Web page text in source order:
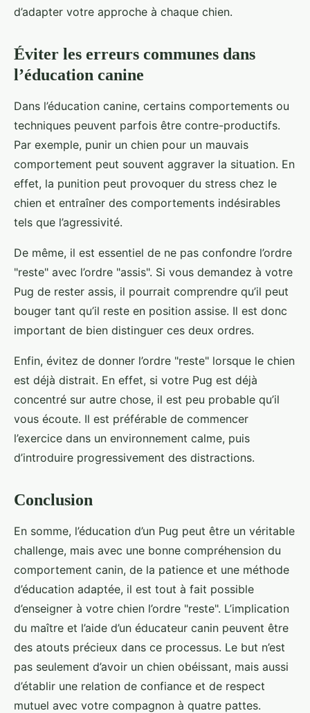
d’adapter votre approche à chaque chien.
Éviter les erreurs communes dans
l’éducation canine
Dans l’éducation canine, certains comportements ou
techniques peuvent parfois être contre-productifs.
Par exemple, punir un chien pour un mauvais
comportement peut souvent aggraver la situation. En
effet, la punition peut provoquer du stress chez le
chien et entraîner des comportements indésirables
tels que l’agressivité.
De même, il est essentiel de ne pas confondre l’ordre
"reste" avec l’ordre "assis". Si vous demandez à votre
Pug de rester assis, il pourrait comprendre qu’il peut
bouger tant qu’il reste en position assise. Il est donc
important de bien distinguer ces deux ordres.
Enfin, évitez de donner l’ordre "reste" lorsque le chien
est déjà distrait. En effet, si votre Pug est déjà
concentré sur autre chose, il est peu probable qu’il
vous écoute. Il est préférable de commencer
l’exercice dans un environnement calme, puis
d’introduire progressivement des distractions.
Conclusion
En somme, l’éducation d’un Pug peut être un véritable
challenge, mais avec une bonne compréhension du
comportement canin, de la patience et une méthode
d’éducation adaptée, il est tout à fait possible
d’enseigner à votre chien l’ordre "reste". L’implication
du maître et l’aide d’un éducateur canin peuvent être
des atouts précieux dans ce processus. Le but n’est
pas seulement d’avoir un chien obéissant, mais aussi
d’établir une relation de confiance et de respect
mutuel avec votre compagnon à quatre pattes.